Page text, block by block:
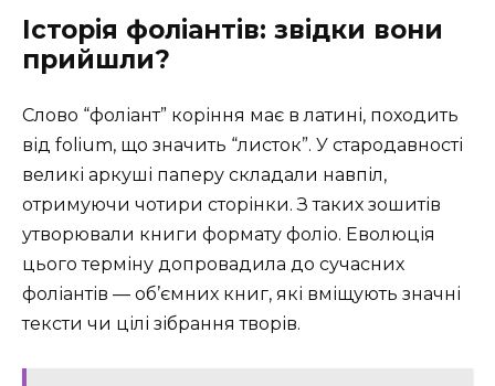
Історія фоліантів: звідки вони
прийшли?
Слово “фоліант” коріння має в латині, походить
від folium, що значить “листок”. У стародавності
великі аркуші паперу складали навпіл,
отримуючи чотири сторінки. З таких зошитів
утворювали книги формату фоліо. Еволюція
цього терміну допровадила до сучасних
фоліантів — об’ємних книг, які вміщують значні
тексти чи цілі зібрання творів.